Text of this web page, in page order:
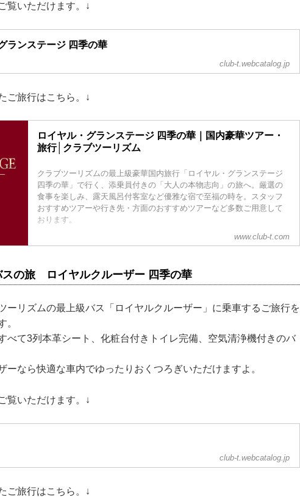
覧いただけます。↓
ランステージ 四季の華
club-t.webcatalog.jp
ご旅行はこちら。↓
ロイヤル・グランステージ 四季の華｜国内豪華ツアー・
旅行│クラブツーリズム
クラブツーリズムの最上級豪華国内旅行「ロイヤル・グランステージ
四季の華」で行く、添乗員付きの「大人の本物志向」の旅へ。厳選の
食事を楽しみ、露天風呂付客室など優雅な宿で至福の時を。スタッフ
おすすめツアーや行き先・方面のおすすめツアーなど多数ご用意して
おります。
www.club-t.com
スの旅 ロイヤルクルーザー 四季の華
ーリズムの最上級バス「ロイヤルクルーザー」に乗車するご旅行を
。
べて3列本革シート、化粧台付きトイレ完備、空気清浄機付きのバ
ーなら快適な車内でゆったりおくつろぎいただけますよ。
覧いただけます。↓
club-t.webcatalog.jp
ご旅行はこちら。↓